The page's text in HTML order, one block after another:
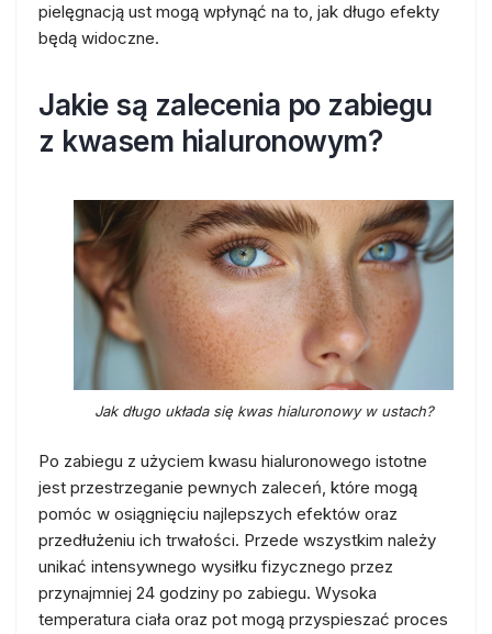
pielęgnacją ust mogą wpłynąć na to, jak długo efekty
będą widoczne.
Jakie są zalecenia po zabiegu
z kwasem hialuronowym?
Jak długo układa się kwas hialuronowy w ustach?
Po zabiegu z użyciem kwasu hialuronowego istotne
jest przestrzeganie pewnych zaleceń, które mogą
pomóc w osiągnięciu najlepszych efektów oraz
przedłużeniu ich trwałości. Przede wszystkim należy
unikać intensywnego wysiłku fizycznego przez
przynajmniej 24 godziny po zabiegu. Wysoka
temperatura ciała oraz pot mogą przyspieszać proces